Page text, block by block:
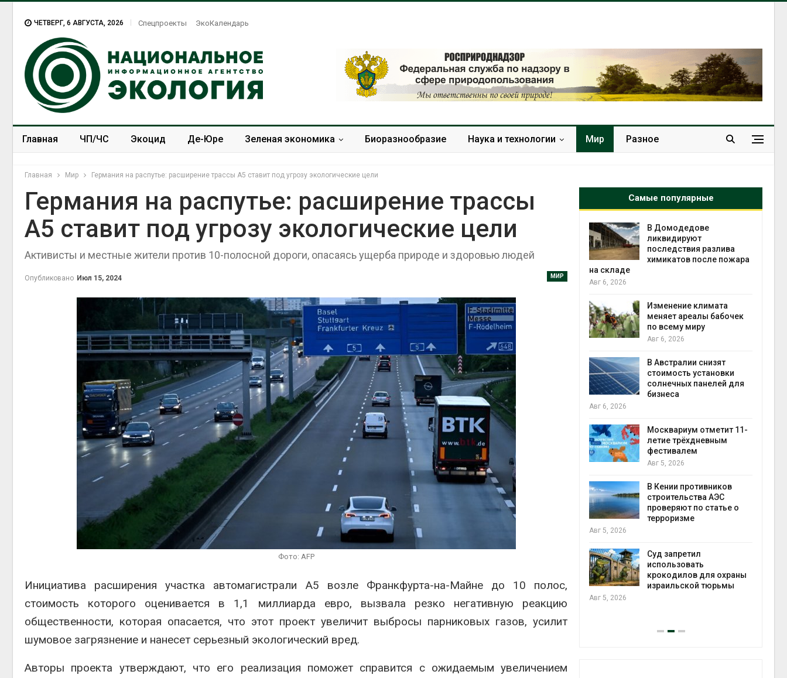
ЧЕТВЕРГ, 6 АВГУСТА, 2026 Спецпроекты ЭкоКалендарь
Главная ЧП/ЧС Экоцид Де-Юре Зеленая экономика Биоразнообразие Наука и технологии Мир Разное
Главная Мир Германия на распутье: расширение трассы А5 ставит под угрозу экологические цели
Германия на распутье: расширение трассы
А5 ставит под угрозу экологические цели
Активисты и местные жители против 10-полосной дороги, опасаясь ущерба природе и здоровью людей
МИР
Опубликовано Июл 15, 2024
Фото: AFP
Инициатива расширения участка автомагистрали А5 возле Франкфурта-на-Майне до 10 полос,
стоимость которого оценивается в 1,1 миллиарда евро, вызвала резко негативную реакцию
общественности, которая опасается, что этот проект увеличит выбросы парниковых газов, усилит
шумовое загрязнение и нанесет серьезный экологический вред.
Авторы проекта утверждают, что его реализация поможет справится с ожидаемым увеличением
Самые популярные
Органические яйца
оказались «хуже для
климата»: исследование
показало пределы
Стартовал прием заявок
на экологическую
премию
«Экопозитив-2026»
Авг 5, 2026
Омская область получит
ещё 598 млн рублей на
перевод частных домов
на газ
Авг 5, 2026
В Японии высаживают прибрежные
леса для защиты от цунами
Авг 5, 2026
Суд взыскал с
золотодобывающей
компании 145,4 млн
рублей за ущерб недрам
Микропластик
глубоководных
Авг 5, 2026
В горах Карачаево-
Черкесии выявили новые
краснокнижных растений
производить «животный»
белок для растительного
мяса
Авг 6, 2026
Засуха в Индонезии
увеличила производство
соли почти в 20 раз
Авг 6, 2026
В пяти странах Амазонии
задержали более 800
человек в ходе операции
против экологических
преступлений
Авг 6, 2026
Новый порядок расчёта
нарушений квот на
промышленные выбросы
ближайшее время
Авг 6, 2026
расчистку Ницы после
паводка
Авг 6, 2026
В Домодедове
ликвидируют
последствия разлива
химикатов после пожара
на складе
Авг 6, 2026
Изменение климата
меняет ареалы бабочек
по всему миру
Авг 6, 2026
В Австралии снизят
стоимость установки
солнечных панелей для
бизнеса
Авг 6, 2026
Москвариум отметит 11-
летие трёхдневным
фестивалем
Авг 5, 2026
В Кении противников
строительства АЭС
проверяют по статье о
терроризме
Авг 5, 2026
Суд запретил
использовать
крокодилов для охраны
израильской тюрьмы
Авг 5, 2026